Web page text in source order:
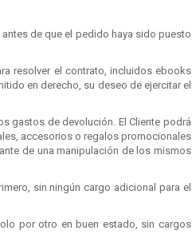
de que el pedido haya sido puesto
resolver el contrato, incluidos ebooks
en derecho, su deseo de ejercitar el
gastos de devolución. El Cliente podrá
accesorios o regalos promocionales
de una manipulación de los mismos
sin ningún cargo adicional para el
por otro en buen estado, sin cargos